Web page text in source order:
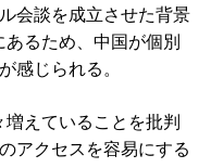
会談を成立させた背景
るため、中国が個別
感じられる。
えていることを批判
アクセスを容易にする